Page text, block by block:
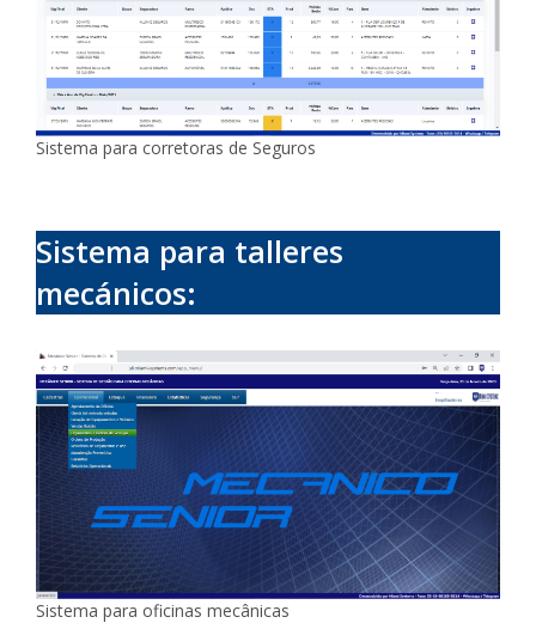
Sistema para corretoras de Seguros
Sistema para talleres
mecánicos:
Sistema para oficinas mecânicas